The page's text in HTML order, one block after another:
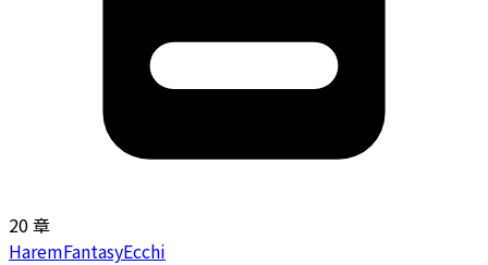
20 章
HaremFantasyEcchi